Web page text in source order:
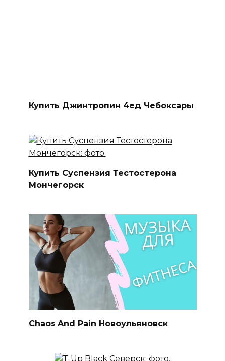
Купить Джинтропин 4ед Чебоксары
Купить Суспензия Тестостерона
Мончегорск
Chaos And Рain Новоульяновск